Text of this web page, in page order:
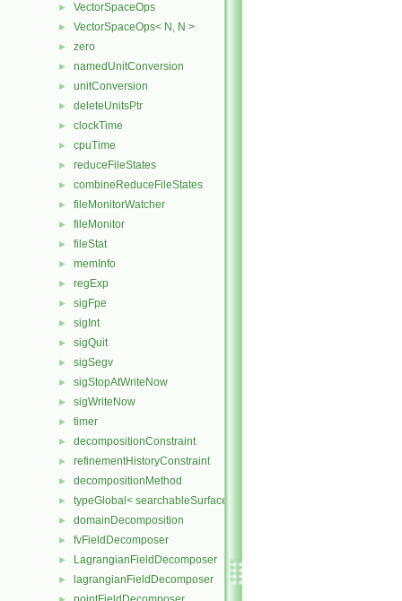
► VectorSpaceOps
► VectorSpaceOps< N, N >
► zero
► namedUnitConversion
► unitConversion
► deleteUnitsPtr
► clockTime
► cpuTime
► reduceFileStates
► combineReduceFileStates
► fileMonitorWatcher
► fileMonitor
► fileStat
► memInfo
► regExp
► sigFpe
► sigInt
► sigQuit
► sigSegv
► sigStopAtWriteNow
► sigWriteNow
► timer
► decompositionConstraint
► refinementHistoryConstraint
► decompositionMethod
► typeGlobal< searchableSurfaces::distributedTriSurface >
► domainDecomposition
► fvFieldDecomposer
► LagrangianFieldDecomposer
► lagrangianFieldDecomposer